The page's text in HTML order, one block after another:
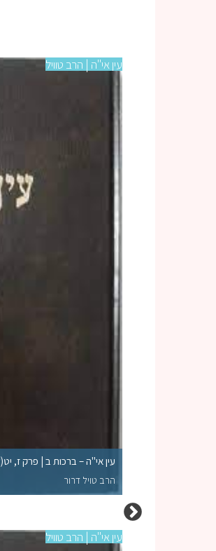
עין אי"ה | הרב טוויל
עין אי"ה – ברכות ב | פרק ז, יט(2)
הרב טויל דרור
עין אי"ה | הרב טוויל